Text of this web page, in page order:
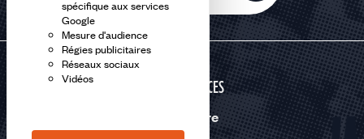
spécifique aux services
Google
Mesure d'audience
Régies publicitaires
Réseaux sociaux
Vidéos
SERVICES
Nous suivre